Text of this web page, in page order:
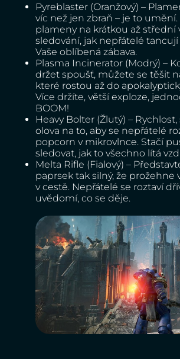
Pyreblaster (Oranžový) –
víc než jen zbraň – je to umění.
plameny na krátkou až střední
sledování, jak nepřátelé
Vaše oblíbená zábava.
Plasma Incinerator (Modrý) –
držet spoušť, můžete se těšit
které rostou až do
Více držíte, větší exploze,
BOOM!
Heavy Bolter (Žlutý) –
olova na to, aby se nepřátelé
popcorn v mikrovlnce. Stačí
sledovat, jak to všechno lítá
Melta Rifle (Fialový) –
paprsek tak silný, že prožehne
v cestě. Nepřátelé se roztaví
uvědomí, co se děje.